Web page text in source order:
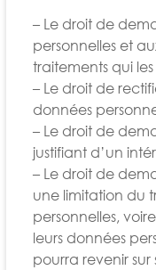
– Le droit de
personnelles et
traitements qui
– Le droit de
données
– Le droit de
justifiant d’un
– Le droit de
une limitation du
personnelles,
leurs données
pourra revenir